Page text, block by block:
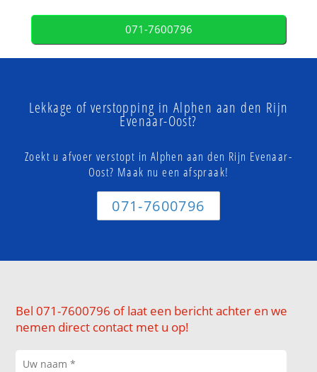
071-7600796
Lekkage of verstopping in Alphen aan den Rijn
Evenaar-Oost?
Zoekt u afvoer verstopt in Alphen aan den Rijn Evenaar-
Oost? Maak nu een afspraak!
071-7600796
Bel 071-7600796 of laat een bericht achter en we
nemen direct contact met u op!